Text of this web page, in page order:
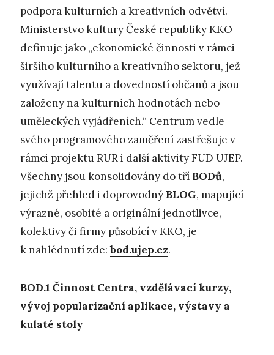
podpora kulturních a kreativních odvětví.
Ministerstvo kultury České republiky KKO
definuje jako „ekonomické činnosti v rámci
širšího kulturního a kreativního sektoru, jež
využívají talentu a dovedností občanů a jsou
založeny na kulturních hodnotách nebo
uměleckých vyjádřeních.“ Centrum vedle
svého programového zaměření zastřešuje v
rámci projektu RUR i další aktivity FUD UJEP.
Všechny jsou konsolidovány do tří BODů,
jejichž přehled i doprovodný BLOG, mapující
výrazné, osobité a originální jednotlivce,
kolektivy či firmy působící v KKO, je
k nahlédnutí zde:bod.ujep.cz.
BOD.1 Činnost Centra, vzdělávací kurzy,
vývoj popularizační aplikace, výstavy a
kulaté stoly